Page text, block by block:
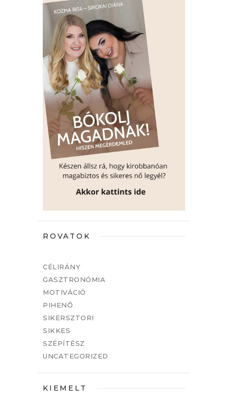
ROVATOK
CÉLIRÁNY
GASZTRONÓMIA
MOTIVÁCIÓ
PIHENŐ
SIKERSZTORI
SIKKES
SZÉPÍTÉSZ
UNCATEGORIZED
KIEMELT